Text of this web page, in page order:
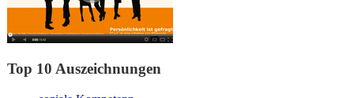
Top 10 Auszeichnungen